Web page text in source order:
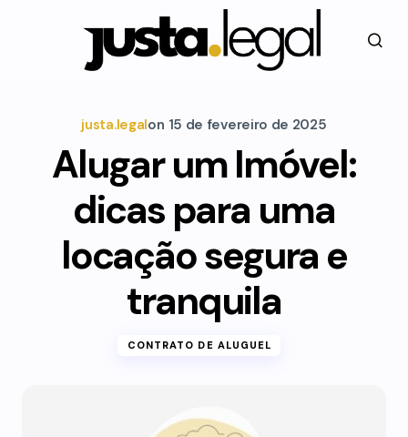
justa.legalon 15 de fevereiro de 2025
Alugar um Imóvel:
dicas para uma
locação segura e
tranquila
CONTRATO DE ALUGUEL